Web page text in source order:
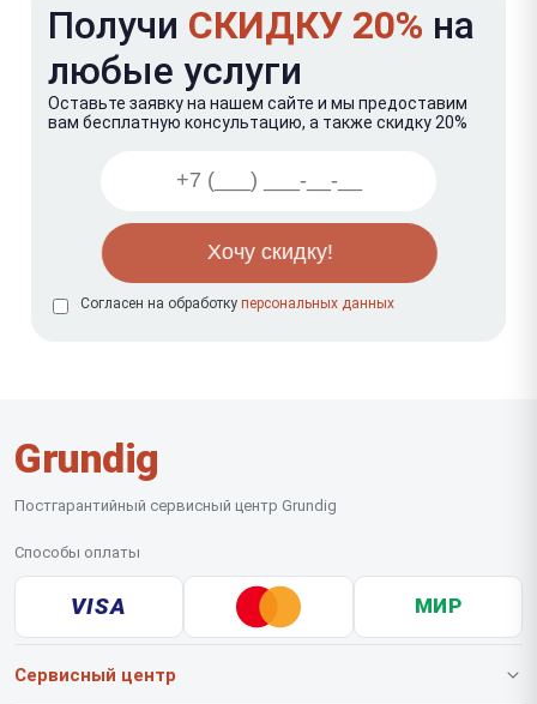
Получи СКИДКУ 20% на
любые услуги
Оставьте заявку на нашем сайте и мы предоставим
вам бесплатную консультацию, а также скидку 20%
Согласен на обработку персональных данных
Grundig
Постгарантийный сервисный центр Grundig
Способы оплаты
VISA МИР
Сервисный центр